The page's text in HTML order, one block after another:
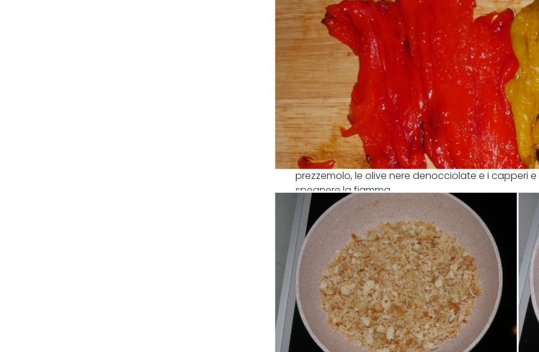
Sbriciolate le fette di pane e fatele rosolare in
prezzemolo, le olive nere denocciolate e i capperi
spegnere la fiamma.